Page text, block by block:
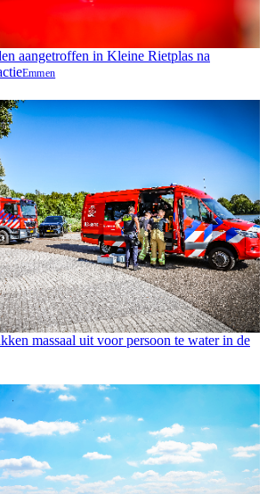
aangetroffen in Kleine Rietplas na
Emmen
massaal uit voor persoon te water in de